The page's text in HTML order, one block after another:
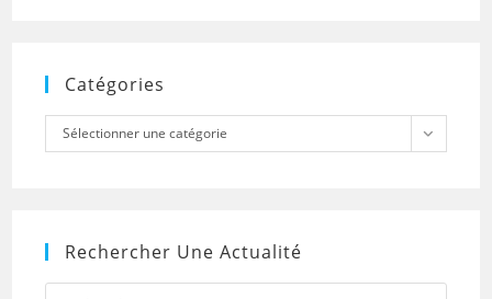
Catégories
Catégories
Sélectionner une catégorie
Rechercher Une Actualité
Press